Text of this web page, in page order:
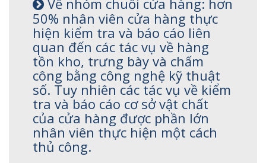
Về nhóm chuỗi cửa hàng: hơn
50% nhân viên cửa hàng thực
hiện kiểm tra và báo cáo liên
quan đến các tác vụ về hàng
tồn kho, trưng bày và chấm
công bằng công nghệ kỹ thuật
số. Tuy nhiên các tác vụ về kiểm
tra và báo cáo cơ sở vật chất
của cửa hàng được phần lớn
nhân viên thực hiện một cách
thủ công.